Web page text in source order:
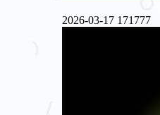
2026-03-17 171777